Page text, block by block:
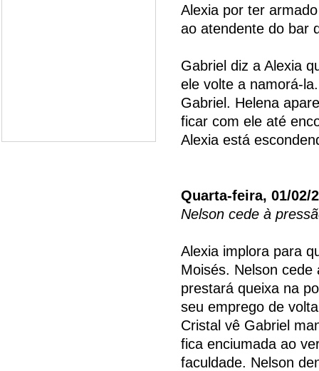
Alexia por ter
ao atendente do bar
Gabriel diz a Alexia
ele volte a namorá-
Gabriel. Helena
ficar com ele até
Alexia está
Quarta-feira, 01/02/
Nelson cede à
Alexia implora para
Moisés. Nelson
prestará queixa na
seu emprego de
Cristal vê Gabriel
fica enciumada ao
faculdade. Nelson